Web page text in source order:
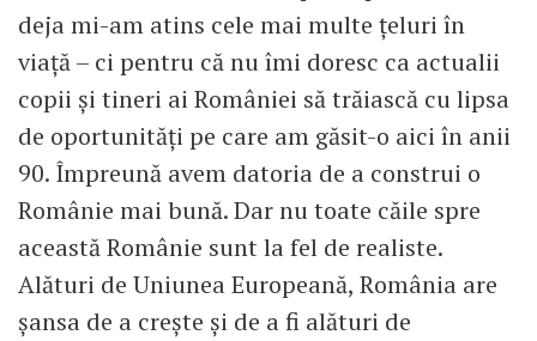
deja mi-am atins cele mai multe țeluri în
viață – ci pentru că nu îmi doresc ca actualii
copii și tineri ai României să trăiască cu lipsa
de oportunități pe care am găsit-o aici în anii
90. Împreună avem datoria de a construi o
Românie mai bună. Dar nu toate căile spre
această Românie sunt la fel de realiste.
Alături de Uniunea Europeană, România are
șansa de a crește și de a fi alături de